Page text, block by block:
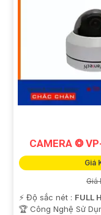
CAMERA ❂
Giá
Giá
️⚡ Độ sắc nét : FULL
🏆 Công Nghệ Sử